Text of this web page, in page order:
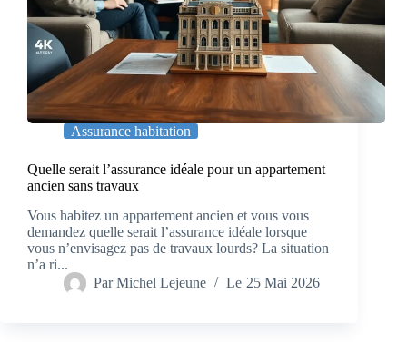
Assurance habitation
Quelle serait l’assurance idéale pour un appartement
ancien sans travaux
Vous habitez un appartement ancien et vous vous
demandez quelle serait l’assurance idéale lorsque
vous n’envisagez pas de travaux lourds? La situation
n’a ri...
Par Michel Lejeune Le 25 Mai 2026